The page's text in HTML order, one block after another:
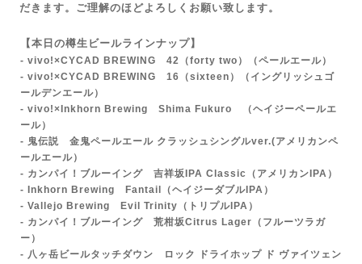
だきます。ご理解のほどよろしくお願い致します。
【本日の樽生ビールラインナップ】
- vivo!×CYCAD BREWING 42（forty two）
（ペールエール）
- vivo!×CYCAD BREWING 16（sixteen）（イングリッシュゴ
ールデンエール）
- vivo!×Inkhorn Brewing Shima Fukuro （ヘイジーペールエ
ール）
- 鬼伝説 金鬼ペールエール クラッシュシングルver.(アメリカンペ
ールエール）
- カンパイ！ブルーイング 吉祥坂IPA Classic（アメリカンIPA）
- Inkhorn Brewing Fantail（ヘイジーダブルIPA）
- Vallejo Brewing Evil Trinity（トリプルIPA）
- カンパイ！ブルーイング 荒柑坂Citrus Lager（フルーツラガ
ー）
- 八ヶ岳ビールタッチダウン ロック ドライホップ ド ヴァイツェン